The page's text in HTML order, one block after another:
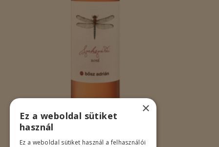
×
Ez a weboldal sütiket
használ
Ez a weboldal sütiket használ a felhasználói